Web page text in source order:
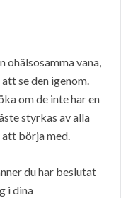
ohälsosamma vana,
se den igenom.
om de inte har en
styrkas av alla
att börja med.
du har beslutat
i dina